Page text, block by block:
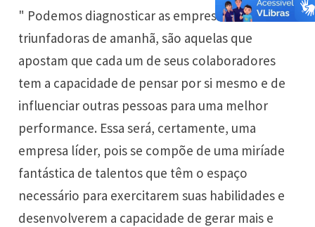
" Podemos diagnosticar as empresas
triunfadoras de amanhã, são aquelas que
apostam que cada um de seus colaboradores
tem a capacidade de pensar por si mesmo e de
influenciar outras pessoas para uma melhor
performance. Essa será, certamente, uma
empresa líder, pois se compõe de uma miríade
fantástica de talentos que têm o espaço
necessário para exercitarem suas habilidades e
desenvolverem a capacidade de gerar mais e